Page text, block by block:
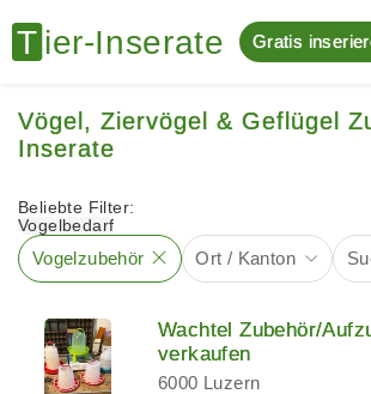
Gratis
Vögel, Ziervögel & Geflügel
Inserate
Beliebte Filter:
Vogelbedarf
Vogelzubehör Ort / Kanton
Wachtel Zubehör/
verkaufen
6000 Luzern